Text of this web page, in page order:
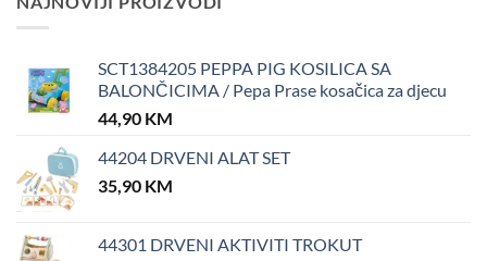
SCT1384205 PEPPA PIG KOSILICA SA
BALONČICIMA / Pepa Prase kosačica za djecu
44,90 KM
44204 DRVENI ALAT SET
35,90 KM
44301 DRVENI AKTIVITI TROKUT